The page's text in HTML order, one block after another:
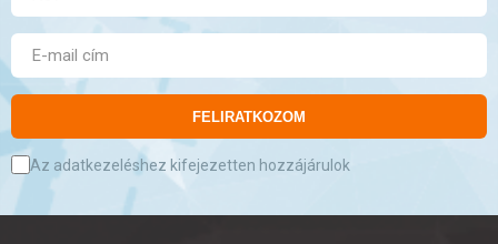
FELIRATKOZOM
Az adatkezeléshez kifejezetten hozzájárulok